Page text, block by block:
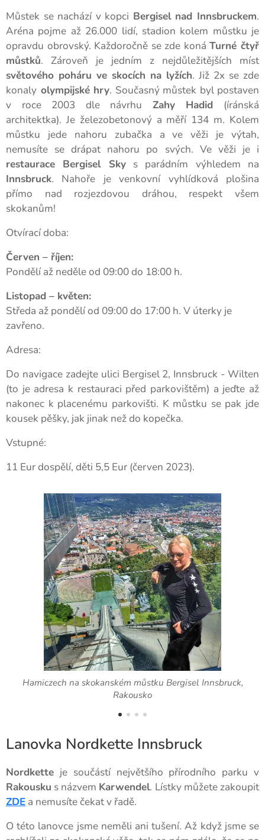
Můstek se nachází v kopci Bergisel nad Innsbruckem.
Aréna pojme až 26.000 lidí, stadion kolem můstku je
opravdu obrovský. Každoročně se zde konáTurné čtyř
můstků. Zároveň je jedním z nejdůležitějších míst
světového poháru ve skocích na lyžích. Již 2x se zde
konaly olympijské hry. Současný můstek byl postaven
v roce 2003 dle návrhu Zahy Hadid (íránská
architektka). Je železobetonový a měří 134 m. Kolem
můstku jede nahoru zubačka a ve věži je výtah,
nemusíte se drápat nahoru po svých. Ve věži je i
restaurace Bergisel Skys parádním výhledem na
Innsbruck. Nahoře je venkovní vyhlídková plošina
přímo nad rozjezdovou dráhou, respekt všem
skokanům!
Otvírací doba:
Červen – říjen:
Pondělí až neděle od 09:00 do 18:00 h.
Listopad – květen:
Středa až pondělí od 09:00 do 17:00 h. V úterky je
zavřeno.
Adresa:
Do navigace zadejte ulici Bergisel 2, Innsbruck - Wilten
(to je adresa k restauraci před parkovištěm) a jeďte až
nakonec k placenému parkovišti. K můstku se pak jde
kousek pěšky, jak jinak než do kopečka.
Vstupné:
11 Eur dospělí, děti 5,5 Eur (červen 2023).
Hamiczech na skokanském můstku Bergisel Innsbruck,
Rakousko
Lanovka Nordkette Innsbruck
Nordkette je součástí největšího přírodního parku v
Rakousku s názvem Karwendel. Lístky můžete zakoupit
ZDE a nemusíte čekat v řadě.
O této lanovce jsme neměli ani tušení. Až když jsme se